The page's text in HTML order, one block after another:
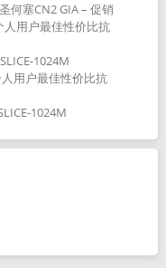
何塞CN2 GIA – 促销
用户最佳性价比抗
1024M
用户最佳性价比抗
1024M